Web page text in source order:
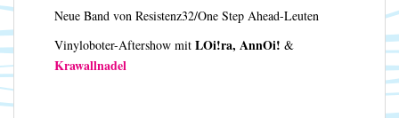
Neue Band von Resistenz32/One Step Ahead-Leuten
Vinyloboter-Aftershow mit LOi!ra, AnnOi! &
Krawallnadel